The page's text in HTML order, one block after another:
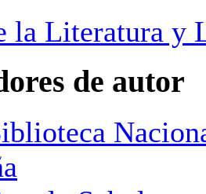
la Literatura y
de autor